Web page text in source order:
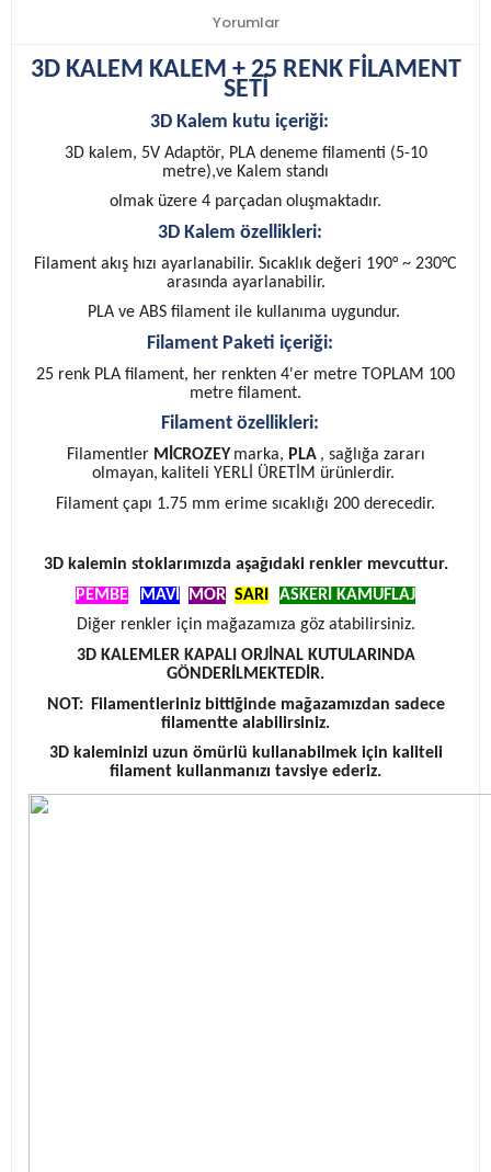
Yorumlar
3D KALEM KALEM + 25 RENK FİLAMENT
SETİ
3D Kalem kutu içeriği:
3D kalem, 5V Adaptör, PLA deneme filamenti (5-10
metre),ve Kalem standı
olmak üzere 4 parçadan oluşmaktadır.
3D Kalem özellikleri:
Filament akış hızı ayarlanabilir. Sıcaklık değeri 190° ~ 230°C
arasında ayarlanabilir.
PLA ve ABS filament ile kullanıma uygundur.
Filament Paketi içeriği:
25 renk PLA filament, her renkten 4'er metre TOPLAM 100
metre filament.
Filament özellikleri:
Filamentler MİCROZEY marka, PLA , sağlığa zararı
olmayan, kaliteli YERLİ ÜRETİM ürünlerdir.
Filament çapı 1.75 mm erime sıcaklığı 200 derecedir.
3D kalemin stoklarımızda aşağıdaki renkler mevcuttur.
PEMBE
MAVİ MOR SARI
ASKERİ KAMUFLAJ
Diğer renkler için mağazamıza göz atabilirsiniz.
3D KALEMLER KAPALI ORJİNAL KUTULARINDA
GÖNDERİLMEKTEDİR.
NOT:
Filamentleriniz bittiğinde mağazamızdan sadece
filamentte alabilirsiniz.
3D kaleminizi uzun ömürlü kullanabilmek için kaliteli
filament kullanmanızı tavsiye ederiz.